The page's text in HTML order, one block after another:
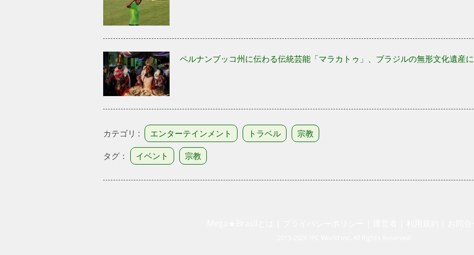
ペルナンブッコ州に伝わる伝統芸能「マラカトゥ」、ブラジルの無形文化遺産に
カテゴリ : エンターテインメント トラベル
宗教
タグ：
イベント 宗教